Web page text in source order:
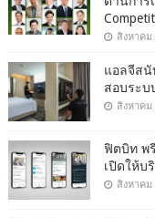
สิงหาคม
แอลจีสนั
สอบระบ
สิงหาคม
ฟิตบิท พ
เปิดให้บ
สิงหาคม